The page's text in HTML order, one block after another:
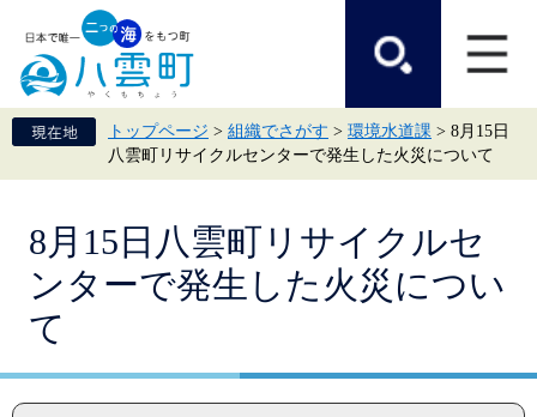
頭
で
飛
ば
て
トップページ > 組織でさがす > 環境水道課 > 8月15日
八雲町リサイクルセンターで発生した火災について
8月15日八雲町リサイクルセ
ンターで発生した火災につい
て